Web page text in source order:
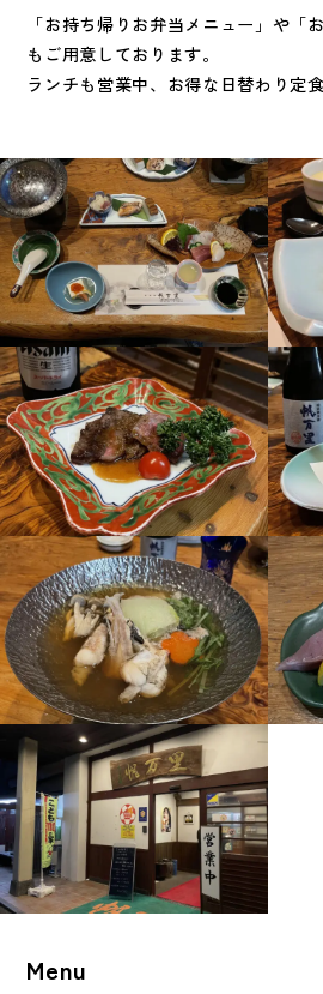
「お持ち帰りお弁当メニュー」や「
もご用意しております。
ランチも営業中、お得な日替わり定
Menu